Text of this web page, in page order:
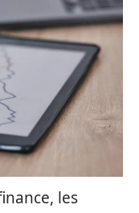
les